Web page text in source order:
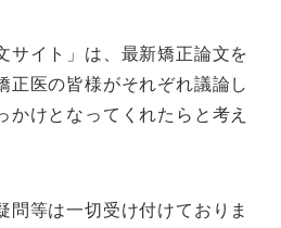
サイト」は、最新矯正論文を
正医の皆様がそれぞれ議論し
かけとなってくれたらと考え
問等は一切受け付けておりま